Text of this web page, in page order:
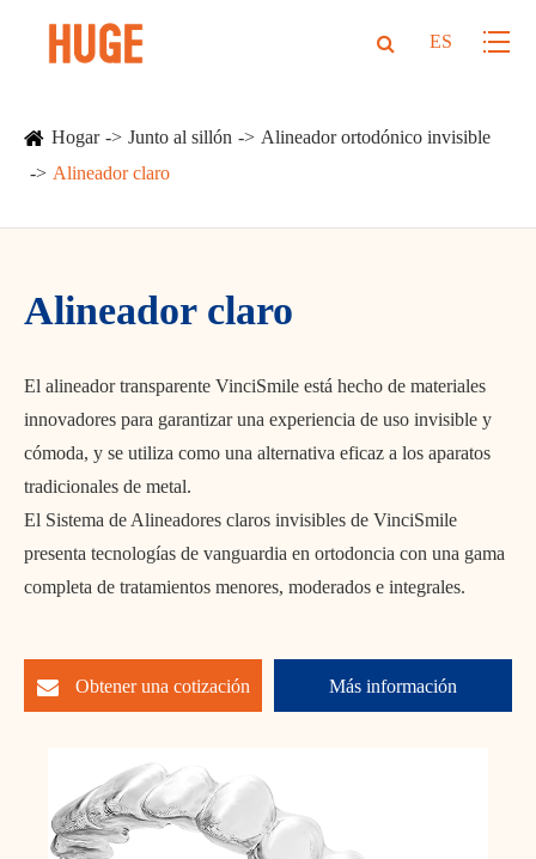
ES
Hogar Junto al sillón
Alineador ortodónico invisible
Alineador claro
Alineador claro
El alineador transparente VinciSmile está hecho de materiales
innovadores para garantizar una experiencia de uso invisible y
cómoda, y se utiliza como una alternativa eficaz a los aparatos
tradicionales de metal.
El Sistema de Alineadores claros invisibles de VinciSmile
presenta tecnologías de vanguardia en ortodoncia con una gama
completa de tratamientos menores, moderados e integrales.
Obtener una cotización Más información